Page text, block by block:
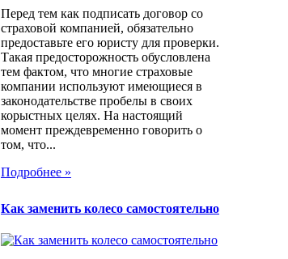
Перед тем как подписать договор со
страховой компанией, обязательно
предоставьте его юристу для проверки.
Такая предосторожность обусловлена
тем фактом, что многие страховые
компании используют имеющиеся в
законодательстве пробелы в своих
корыстных целях. На настоящий
момент преждевременно говорить о
том, что...
Подробнее »
Как заменить колесо самостоятельно